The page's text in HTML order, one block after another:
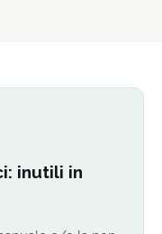
inutili in